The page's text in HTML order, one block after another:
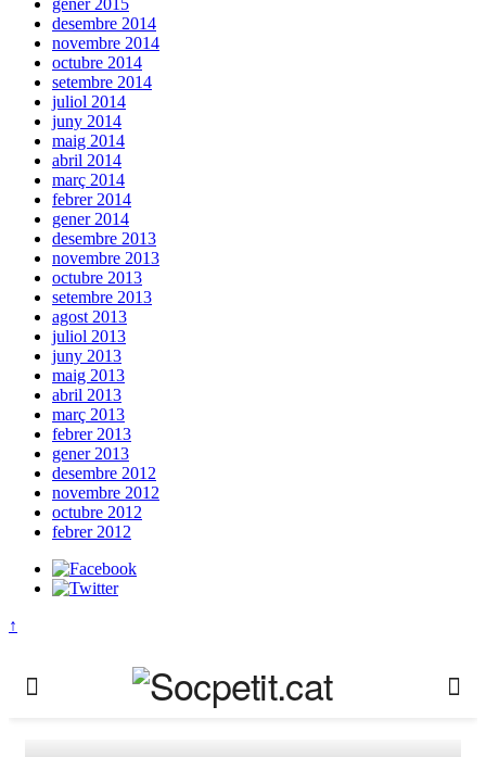
gener 2015
desembre 2014
novembre 2014
octubre 2014
setembre 2014
juliol 2014
juny 2014
maig 2014
abril 2014
març 2014
febrer 2014
gener 2014
desembre 2013
novembre 2013
octubre 2013
setembre 2013
agost 2013
juliol 2013
juny 2013
maig 2013
abril 2013
març 2013
febrer 2013
gener 2013
desembre 2012
novembre 2012
octubre 2012
febrer 2012
↑